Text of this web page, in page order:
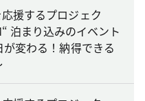
援するプロジェク
泊まり込みのイベント
変わる！納得できる